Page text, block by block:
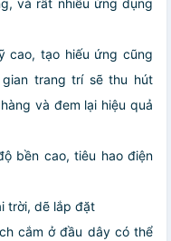
và rất nhiều ứng dụng
cao, tạo hiếu ứng cũng
trang trí sẽ thu hút
và đem lại hiệu quả
bền cao, tiêu hao điện
trời, dẽ lắp đặt
cắm ở đầu dây có thể